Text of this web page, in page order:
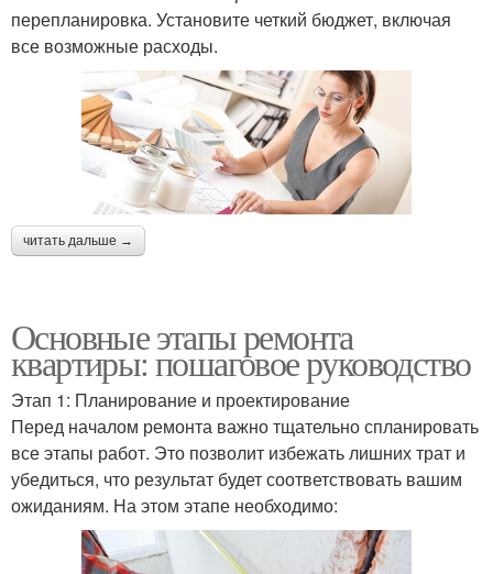
перепланировка. Установите четкий бюджет, включая
все возможные расходы.
читать дальше →
Основные этапы ремонта
квартиры: пошаговое руководство
Этап 1: Планирование и проектирование
Перед началом ремонта важно тщательно спланировать
все этапы работ. Это позволит избежать лишних трат и
убедиться, что результат будет соответствовать вашим
ожиданиям. На этом этапе необходимо: